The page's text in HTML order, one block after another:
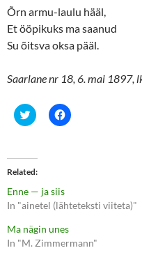
Õrn armu-laulu hääl,
Et ööpikuks ma saanud
Su õitsva oksa pääl.
Saarlane nr 18, 6. mai 1897,
C
l
t
o
s
a
r
e
n
T
w
C
l
r
e
n
F
a
Related
Enne — ja siis
In "ainetel (lähteteksti viiteta)"
Ma nägin unes
In "M. Zimmermann"